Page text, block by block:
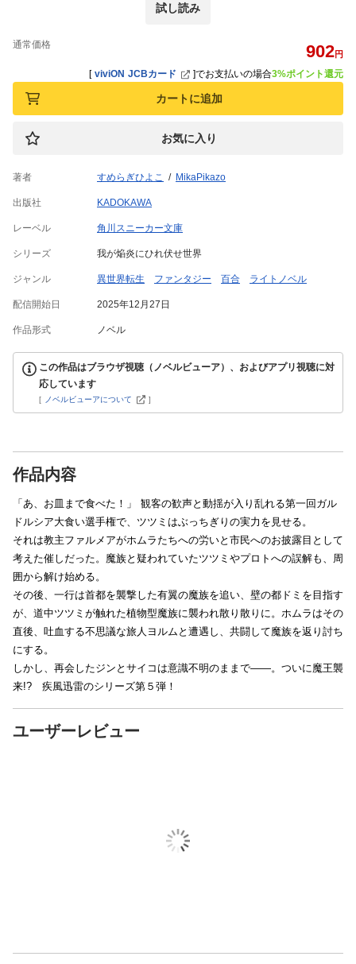
試し読み
通常価格 902円
[ viviON JCBカード ]でお支払いの場合3%ポイント還元
カートに追加
お気に入り
著者 すめらぎひよこ MikaPikazo
出版社 KADOKAWA
レーベル 角川スニーカー文庫
シリーズ 我が焔炎にひれ伏せ世界
ジャンル 異世界転生 ファンタジー 百合 ライトノベル
配信開始日 2025年12月27日
作品形式 ノベル
この作品はブラウザ視聴（ノベルビューア）、およびアプリ視聴に対
応しています
[ ノベルビューアについて ]
作品内容
「あ、お皿まで食べた！」 観客の歓声と動揺が入り乱れる第一回ガル
ドルシア大食い選手権で、ツツミはぶっちぎりの実力を見せる。
それは教主ファルメアがホムラたちへの労いと市民へのお披露目として
考えた催しだった。魔族と疑われていたツツミやプロトへの誤解も、周
囲から解け始める。
その後、一行は首都を襲撃した有翼の魔族を追い、壁の都ドミを目指す
が、道中ツツミが触れた植物型魔族に襲われ散り散りに。ホムラはその
直後、吐血する不思議な旅人ヨルムと遭遇し、共闘して魔族を返り討ち
にする。
しかし、再会したジンとサイコは意識不明のままで――。ついに魔王襲
来!? 疾風迅雷のシリーズ第５弾！
ユーザーレビュー